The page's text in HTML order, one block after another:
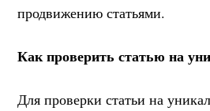
продвижению статьями.
Как проверить статью на
Для проверки статьи на